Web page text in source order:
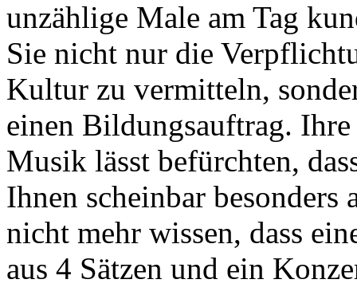
unzählige Male am Tag
Sie nicht nur die
Kultur zu vermitteln,
einen Bildungsauftrag.
Musik lässt befürchten,
Ihnen scheinbar
nicht mehr wissen, dass
aus 4 Sätzen und ein